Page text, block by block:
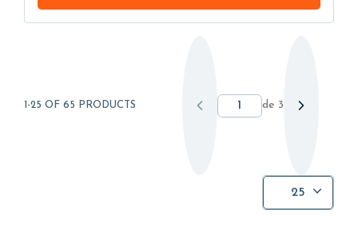
1-25 OF 65 PRODUCTS de 3
25